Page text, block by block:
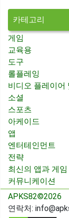
카테고리
게임
교육용
도구
롤플레잉
비디오 플레이어
소셜
스포츠
아케이드
앱
엔터테인먼트
전략
최신의 앱과 게임
커뮤니케이션
APKS82©2026
연락처: